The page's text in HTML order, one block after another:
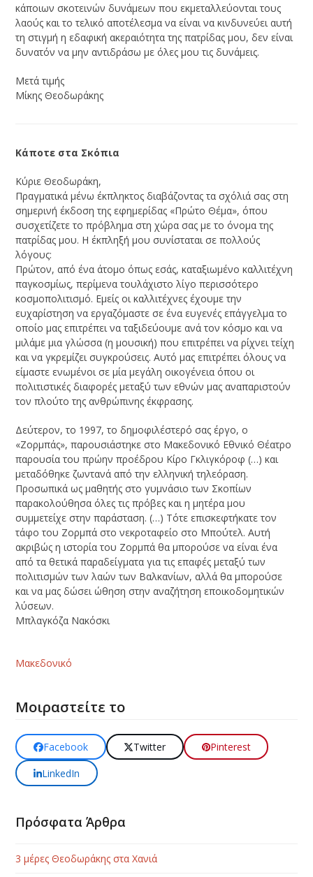
κάποιων σκοτεινών δυνάμεων που εκμεταλλεύονται τους
λαούς και το τελικό αποτέλεσμα να είναι να κινδυνεύει αυτή
τη στιγμή η εδαφική ακεραιότητα της πατρίδας μου, δεν είναι
δυνατόν να μην αντιδράσω με όλες μου τις δυνάμεις.
Μετά τιμής
Μίκης Θεοδωράκης
Κάποτε στα Σκόπια
Κύριε Θεοδωράκη,
Πραγματικά μένω έκπληκτος διαβάζοντας τα σχόλιά σας στη
σημερινή έκδοση της εφημερίδας «Πρώτο Θέμα», όπου
συσχετίζετε το πρόβλημα στη χώρα σας με το όνομα της
πατρίδας μου. Η έκπληξή μου συνίσταται σε πολλούς
λόγους:
Πρώτον, από ένα άτομο όπως εσάς, καταξιωμένο καλλιτέχνη
παγκοσμίως, περίμενα τουλάχιστο λίγο περισσότερο
κοσμοπολιτισμό. Εμείς οι καλλιτέχνες έχουμε την
ευχαρίστηση να εργαζόμαστε σε ένα ευγενές επάγγελμα το
οποίο μας επιτρέπει να ταξιδεύουμε ανά τον κόσμο και να
μιλάμε μια γλώσσα (η μουσική) που επιτρέπει να ρίχνει τείχη
και να γκρεμίζει συγκρούσεις. Αυτό μας επιτρέπει όλους να
είμαστε ενωμένοι σε μία μεγάλη οικογένεια όπου οι
πολιτιστικές διαφορές μεταξύ των εθνών μας αναπαριστούν
τον πλούτο της ανθρώπινης έκφρασης.
Δεύτερον, το 1997, το δημοφιλέστερό σας έργο, ο
«Ζορμπάς», παρουσιάστηκε στο Μακεδονικό Εθνικό Θέατρο
παρουσία του πρώην προέδρου Κίρο Γκλιγκόροφ (…) και
μεταδόθηκε ζωντανά από την ελληνική τηλεόραση.
Προσωπικά ως μαθητής στο γυμνάσιο των Σκοπίων
παρακολούθησα όλες τις πρόβες και η μητέρα μου
συμμετείχε στην παράσταση. (…) Τότε επισκεφτήκατε τον
τάφο του Ζορμπά στο νεκροταφείο στο Μπούτελ. Αυτή
ακριβώς η ιστορία του Ζορμπά θα μπορούσε να είναι ένα
από τα θετικά παραδείγματα για τις επαφές μεταξύ των
πολιτισμών των λαών των Βαλκανίων, αλλά θα μπορούσε
και να μας δώσει ώθηση στην αναζήτηση εποικοδομητικών
λύσεων.
Μπλαγκόζα Νακόσκι
Μακεδονικό
Μοιραστείτε το
Facebook Twitter
Pinterest
LinkedIn
Πρόσφατα Άρθρα
3 μέρες Θεοδωράκης στα Χανιά